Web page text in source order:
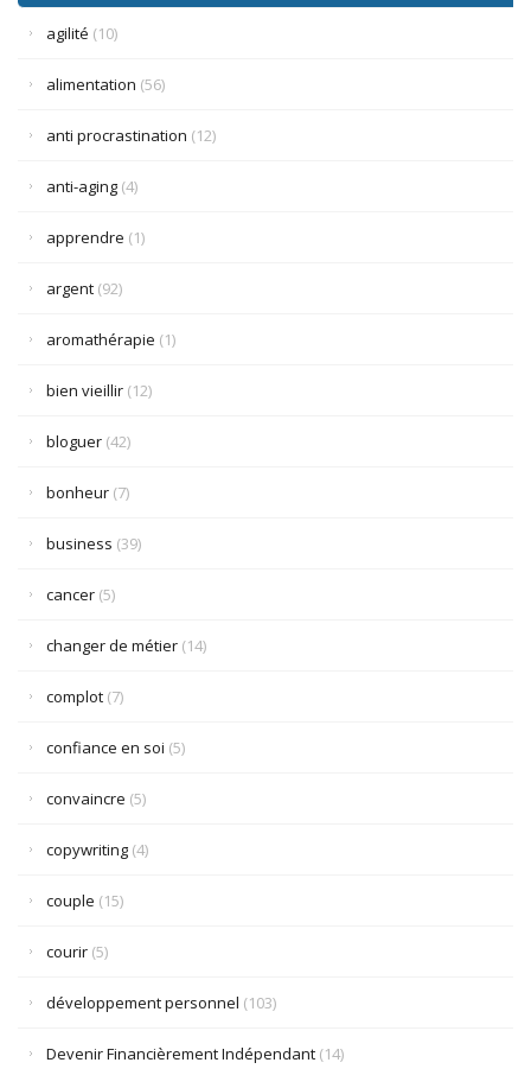
agilité (10)
alimentation (56)
anti procrastination (12)
anti-aging (4)
apprendre (1)
argent (92)
aromathérapie (1)
bien vieillir (12)
bloguer (42)
bonheur (7)
business (39)
cancer (5)
changer de métier (14)
complot (7)
confiance en soi (5)
convaincre (5)
copywriting (4)
couple (15)
courir (5)
développement personnel (103)
Devenir Financièrement Indépendant (14)